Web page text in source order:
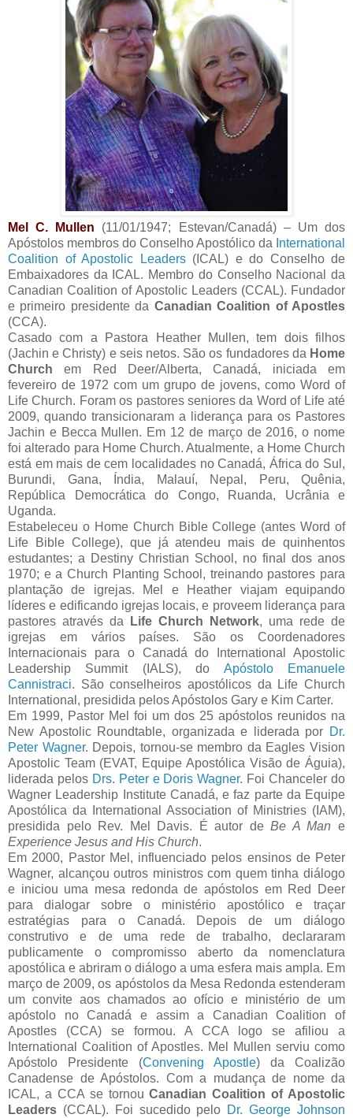
Mel C. Mullen (11/01/1947; Estevan/Canadá) – Um dos
Apóstolos membros do Conselho Apostólico da International
Coalition of Apostolic Leaders(ICAL) e do Conselho de
Embaixadores da ICAL. Membro do Conselho Nacional da
Canadian Coalition of Apostolic Leaders (CCAL). Fundador
e primeiro presidente da Canadian Coalition of Apostles
(CCA).
Casado com a Pastora Heather Mullen, tem dois filhos
(Jachin e Christy) e seis netos. São os fundadores da Home
Church em Red Deer/Alberta, Canadá, iniciada em
fevereiro de 1972 com um grupo de jovens, como Word of
Life Church. Foram os pastores seniores da Word of Life até
2009, quando transicionaram a liderança para os Pastores
Jachin e Becca Mullen. Em 12 de março de 2016, o nome
foi alterado para Home Church. Atualmente, a Home Church
está em mais de cem localidades no Canadá, África do Sul,
Burundi, Gana, Índia, Malauí, Nepal, Peru, Quênia,
República Democrática do Congo, Ruanda, Ucrânia e
Uganda.
Estabeleceu o Home Church Bible College (antes Word of
Life Bible College), que já atendeu mais de quinhentos
estudantes; a Destiny Christian School, no final dos anos
1970; e a Church Planting School, treinando pastores para
plantação de igrejas. Mel e Heather viajam equipando
líderes e edificando igrejas locais, e proveem liderança para
pastores através da
Life Church Network, uma rede de
igrejas em vários países. São os Coordenadores
Internacionais para o Canadá do International Apostolic
Leadership Summit (IALS), do Apóstolo Emanuele
Cannistraci. São conselheiros apostólicos da Life Church
International, presidida pelos Apóstolos Gary e Kim Carter.
Em 1999, Pastor Mel foi um dos 25 apóstolos reunidos na
New Apostolic Roundtable, organizada e liderada por Dr.
Peter Wagner. Depois, tornou-se membro da Eagles Vision
Apostolic Team (EVAT, Equipe Apostólica Visão de Águia),
liderada pelos Drs. Peter e Doris Wagner. Foi Chanceler do
Wagner Leadership Institute Canadá, e faz parte da Equipe
Apostólica da International Association of Ministries (IAM),
presidida pelo Rev. Mel Davis. É autor deBe A Man e
Experience Jesus and His Church.
Em 2000, Pastor Mel, influenciado pelos ensinos de Peter
Wagner, alcançou outros ministros com quem tinha diálogo
e iniciou uma mesa redonda de apóstolos em Red Deer
para dialogar sobre o ministério apostólico e traçar
estratégias para o Canadá. Depois de um diálogo
construtivo e de uma rede de trabalho, declararam
publicamente o compromisso aberto da nomenclatura
apostólica e abriram o diálogo a uma esfera mais ampla. Em
março de 2009, os apóstolos da Mesa Redonda estenderam
um convite aos chamados ao ofício e ministério de um
apóstolo no Canadá e assim a Canadian Coalition of
Apostles (CCA) se formou. A CCA logo se afiliou a
International Coalition of Apostles. Mel Mullen serviu como
Apóstolo Presidente (Convening Apostle) da Coalizão
Canadense de Apóstolos. Com a mudança de nome da
ICAL, a CCA se tornouCanadian Coalition of Apostolic
Leaders (CCAL). Foi sucedido pelo Dr. George Johnson